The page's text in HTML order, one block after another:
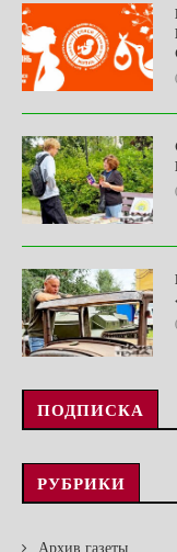
ПОДПИСКА
РУБРИКИ
Архив газеты